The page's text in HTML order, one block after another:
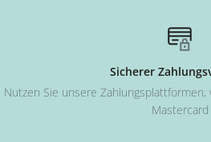
Sicherer
Nutzen Sie unsere Zahlungsplattformen,
Mastercard